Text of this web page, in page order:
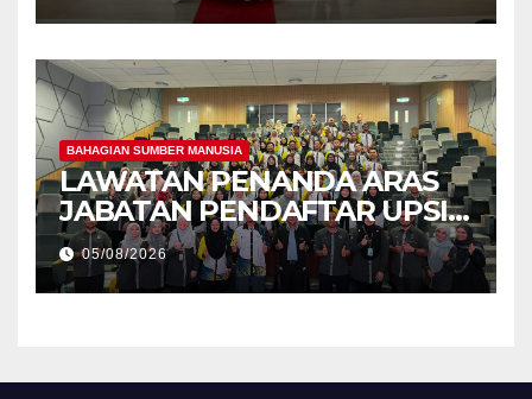
BAHAGIAN SUMBER MANUSIA
LAWATAN PENANDA ARAS
JABATAN PENDAFTAR UPSI
KE JABATAN PENDAFTAR
UniSZA – PERKUKUH
KERJASAMA STRATEGIK
05/08/2026